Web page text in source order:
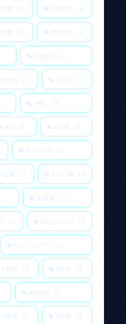
者 28 #支援員 28
用者 25 #働き方 24
#生成AI 22
#仕事 21 #活用 20
#働く 20
#心 18 #未来 18
#メリット 17
#企業 15 #うつ病 14
支援員 13
11 #気をつける 11
#セキュリティ 11
#40代 10 #方法 10
#仕組み 10
#支援 10 #注意 10